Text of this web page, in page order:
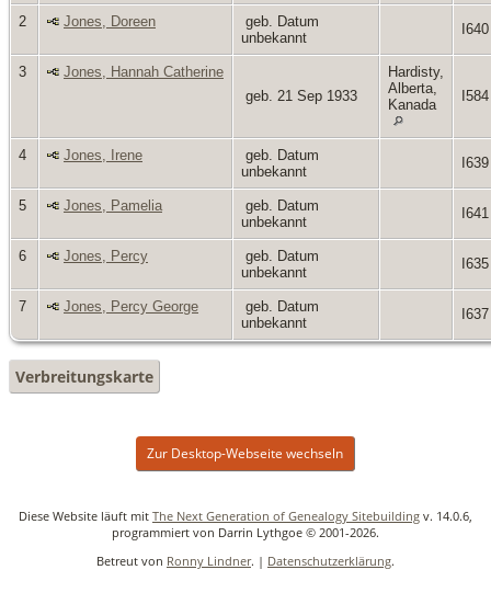
2 Jones, Doreen
geb. Datum
unbekannt
I640
3
Jones, Hannah Catherine
geb. 21 Sep 1933
Hardisty,
Alberta,
Kanada
I584
4 Jones, Irene
geb. Datum
unbekannt
I639
5 Jones, Pamelia
geb. Datum
unbekannt
I641
6 Jones, Percy
geb. Datum
unbekannt
I635
7 Jones, Percy George
geb. Datum
unbekannt
I637
Verbreitungskarte
Zur Desktop-Webseite wechseln
Diese Website läuft mit The Next Generation of Genealogy Sitebuilding v. 14.0.6,
programmiert von Darrin Lythgoe © 2001-2026.
Betreut von Ronny Lindner. | Datenschutzerklärung.